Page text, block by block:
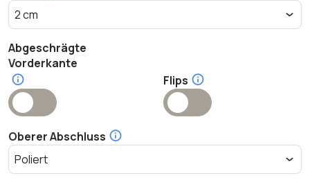
Abgeschrägte
Vorderkante
Flips
Oberer Abschluss